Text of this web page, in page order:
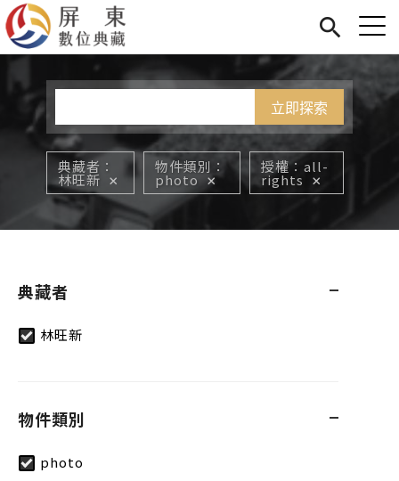
展覽
關於我們
Jump to Main content
您在這裡
典藏者
林旺新
物件類別
photo
授權 all-
rights
典藏者
林旺新
物件類別
photo